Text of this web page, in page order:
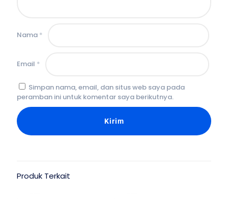
Nama *
Email *
Simpan nama, email, dan situs web saya pada
peramban ini untuk komentar saya berikutnya.
Produk Terkait